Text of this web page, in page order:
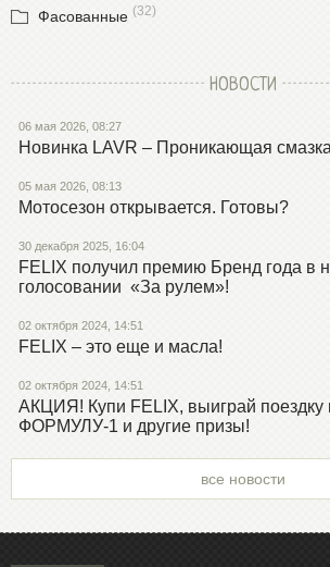
Фасованные (32)
НОВОСТИ
06 мая 2026, 08:27
Новинка LAVR – Проникающая
05 мая 2026, 08:13
Мотосезон открывается. Готовы?
30 декабря 2025, 16:04
FELIX получил премию Бренд года в
голосовании «За рулем»!
02 октября 2024, 14:51
FELIX – это еще и масла!
02 октября 2024, 14:51
АКЦИЯ! Купи FELIX, выиграй поездку
ФОРМУЛУ-1 и другие призы!
все новости